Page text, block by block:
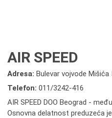
AIR SPEED
Adresa: Bulevar vojvode Mišića
Telefon: 011/3242-416
AIR SPEED DOO Beograd -
Osnovna delatnost preduzeća